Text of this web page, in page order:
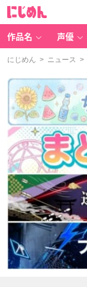
作品名 声優
にじめん > ニュース >